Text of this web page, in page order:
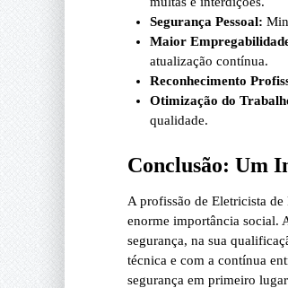
Segurança Pessoal:
Maior
atualização contínua.
Reconhecimento
Otimização do
qualidade.
Conclusão: Um
A profissão de Eletricista
enorme importância social.
segurança, na sua
técnica e com a contínua
segurança em primeiro